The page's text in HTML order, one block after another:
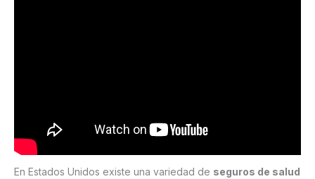
En Estados Unidos existe una variedad de seguros de salud